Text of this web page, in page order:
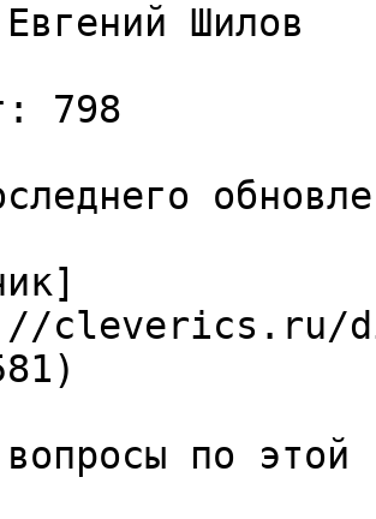
Шилов
798
cleverics.ru/
по этой